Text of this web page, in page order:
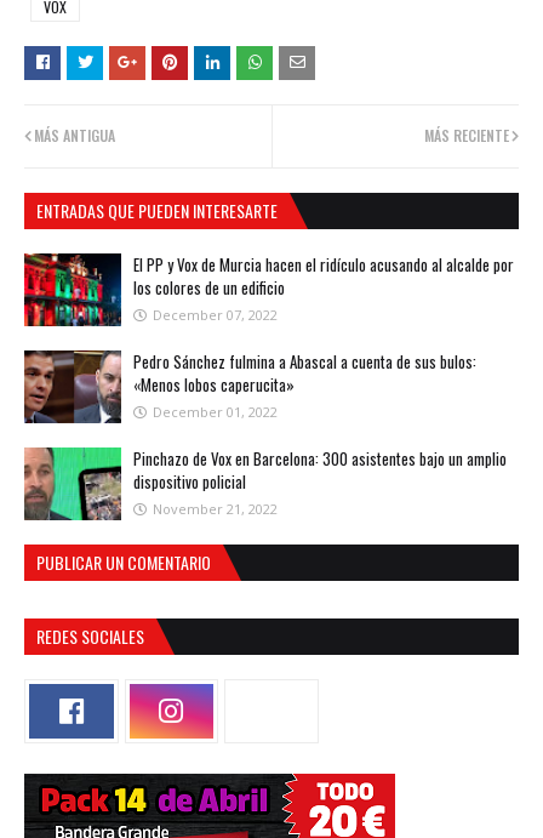
VOX
MÁS RECIENTE
MÁS ANTIGUA
ENTRADAS QUE PUEDEN INTERESARTE
El PP y Vox de Murcia hacen el ridículo acusando al alcalde por
los colores de un edificio
December 07, 2022
Pedro Sánchez fulmina a Abascal a cuenta de sus bulos:
«Menos lobos caperucita»
December 01, 2022
Pinchazo de Vox en Barcelona: 300 asistentes bajo un amplio
dispositivo policial
November 21, 2022
PUBLICAR UN COMENTARIO
REDES SOCIALES